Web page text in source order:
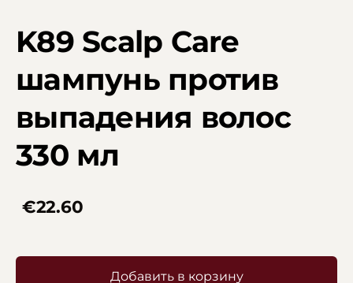
K89 Scalp Care
шампунь против
выпадения волос
330 мл
€22.60
Добавить в корзину